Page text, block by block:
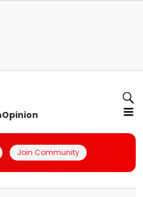
Opinion
Join Community